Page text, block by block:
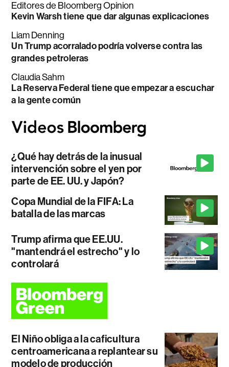
Editores de Bloomberg Opinion
Kevin Warsh tiene que dar algunas explicaciones
Liam Denning
Un Trump acorralado podría volverse contra las
grandes petroleras
Claudia Sahm
La Reserva Federal tiene que empezar a escuchar
a la gente común
¿Qué hay detrás de la inusual
intervención sobre el yen por
parte de EE. UU. y Japón?
Copa Mundial de la FIFA: La
batalla de las marcas
Trump afirma que EE.UU.
"mantendrá el estrecho" y lo
controlará
El Niño obliga a la caficultura
centroamericana a replantear su
modelo de producción